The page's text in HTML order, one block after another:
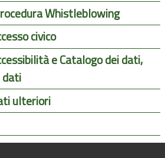
Whistleblowing
civico
e Catalogo dei dati,
dati
ulteriori